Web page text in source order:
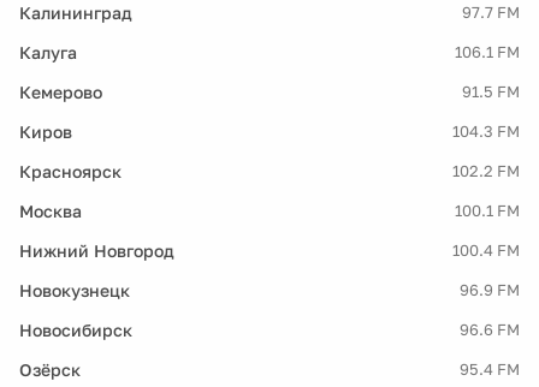
Калининград 97.7 FM
Калуга 106.1 FM
Кемерово 91.5 FM
Киров 104.3 FM
Красноярск 102.2 FM
Москва 100.1 FM
Нижний Новгород 100.4 FM
Новокузнецк 96.9 FM
Новосибирск 96.6 FM
Озёрск 95.4 FM